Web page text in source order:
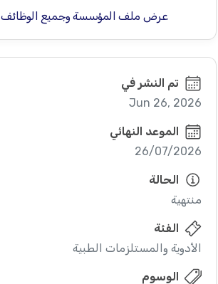
عرض ملف المؤسسة وجميع الوظائف
تم النشر في
Jun 26, 2026
الموعد النهائي
26/07/2026
الحالة
منتهية
الفئة
الأدوية والمستلزمات الطبية
الوسوم